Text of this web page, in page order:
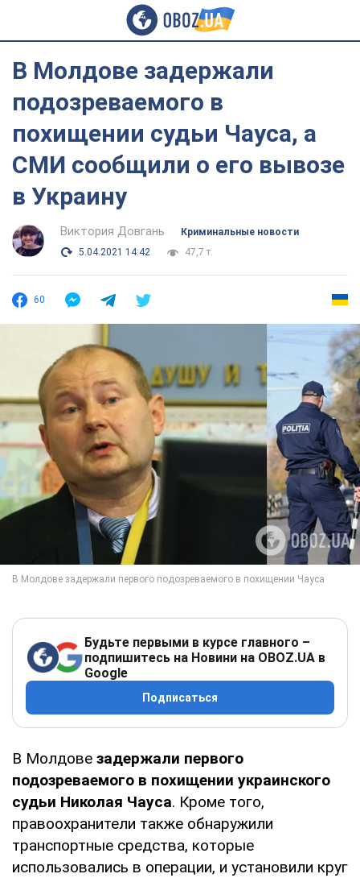
В Молдове задержали
подозреваемого в
похищении судьи Чауса, а
СМИ сообщили о его вывозе
в Украину
Виктория Довгань
Криминальные новости
5.04.2021 14:42
47,7 т.
60
Будьте первыми в курсе главного –
подпишитесь на Новини на OBOZ.UA в
Google
Подписаться
В Молдове задержали первого
подозреваемого в похищении украинского
судьи Николая Чауса. Кроме того,
правоохранители также обнаружили
транспортные средства, которые
использовались в операции, и установили круг